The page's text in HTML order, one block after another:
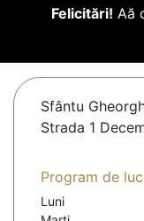
Felicitări! Aă
Sfântu
Strada 1
Program de
Luni